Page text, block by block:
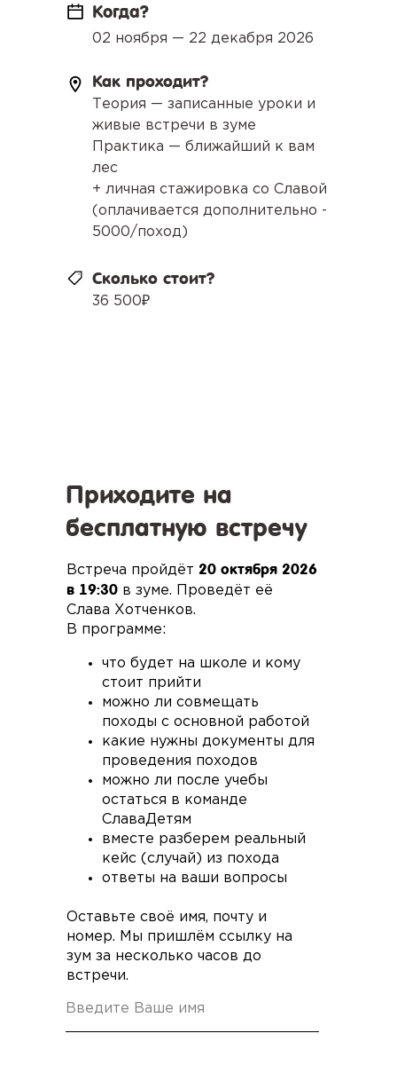
Когда?
02 ноября — 22 декабря 2026
Сколько стоит?
36 500₽
Как проходит?
Теория — записанные уроки и
живые встречи в зуме
Практика — ближайший к вам
лес
+ личная стажировка со Славой
(оплачивается дополнительно -
5000/поход)
Приходите на
бесплатную встречу
Встреча пройдёт 20 октября 2026
в 19:30 в зуме. Проведёт её
Слава Хотченков.
В программе:
что будет на школе и кому
стоит прийти
можно ли совмещать
походы с основной работой
какие нужны документы для
проведения походов
можно ли после учебы
остаться в команде
СлаваДетям
вместе разберем реальный
кейс (случай) из похода
ответы на ваши вопросы
Оставьте своё имя, почту и
номер. Мы пришлём ссылку на
зум за несколько часов до
встречи.